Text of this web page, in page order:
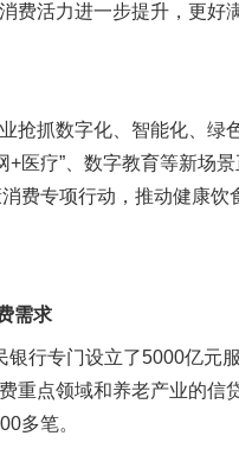
费活力进一步提升，更好
抓数字化、智能化、绿
医疗”、数字教育等新场
费专项行动，推动健康饮
需求
行专门设立了5000亿元
重点领域和养老产业的信
多笔。